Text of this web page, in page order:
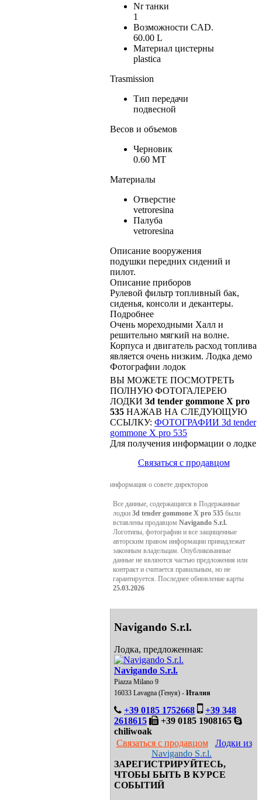
Nr танки
1
Возможности CAD.
60.00 L
Материал цистерны
plastica
Trasmission
Тип передачи
подвесной
Весов и объемов
Черновик
0.60 MT
Материалы
Отверстие
vetroresina
Палуба
vetroresina
Описание вооружения
подушки передних сидений и
пилот.
Описание приборов
Рулевой фильтр топливный бак,
сиденья, консоли и декантеры.
Подробнее
Очень мореходными Халл и
решительно мягкий на волне.
Корпуса и двигатель расход топлива
является очень низким. Лодка демо
Фотографии лодок
ВЫ МОЖЕТЕ ПОСМОТРЕТЬ
ПОЛНУЮ ФОТОГАЛЕРЕЮ
ЛОДКИ 3d tender gommone X pro
535 НАЖАВ НА СЛЕДУЮЩУЮ
ССЫЛКУ: ФОТОГРАФИИ 3d tender
gommone X pro 535
Для получения информации о лодке
Связаться с продавцом
информация о совете директоров
Все данные, содержащиеся в Подержанные
лодки 3d tender gommone X pro 535 были
вставлены продавцом Navigando S.r.l.
Логотипы, фотографии и все защищенные
авторским правом информации принадлежат
законным владельцам. Опубликованные
данные не являются частью предложения или
контракт и считается правильным, но не
гарантируется. Последнее обновление карты
25.03.2026
Navigando S.r.l.
Лодка, предложенная:
Navigando S.r.l.
Piazza Milano 9
16033 Lavagna (Генуя) - Италия
+39 0185 1752668
+39 348
2618615
+39 0185 1908165
chiliwoak
Связаться с продавцом
Лодки из
Navigando S.r.l.
ЗАРЕГИСТРИРУЙТЕСЬ,
ЧТОБЫ БЫТЬ В КУРСЕ
СОБЫТИЙ